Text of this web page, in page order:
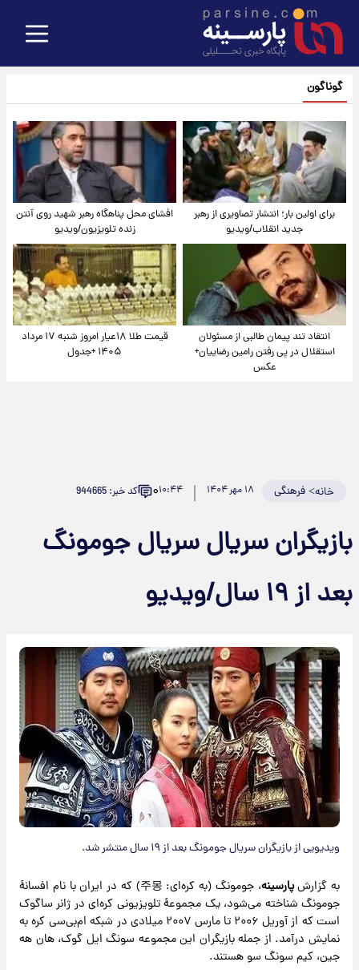
گوناگون
برای اولین بار؛ انتشار تصاویری از رهبر
جدید انقلاب/ویدیو
افشای محل پناهگاه‌ رهبر شهید روی آنتن
زنده تلویزیون/ویدیو
انتقاد تند پیمان طالبی از مسئولان
استقلال در پی رفتن رامین رضاییان+
عکس
قیمت طلا ۱۸عیار امروز شنبه ۱۷ مرداد
۱۴۰۵ +جدول
خانه>فرهنگی ۱۸ مهر ۱۴۰۴ ۱۰:۴۴۰ کد خبر: 944665
بازیگران سریال سریال جومونگ
بعد از ۱۹ سال/ویدیو
ویدیویی از بازیگران سریال جومونگ بعد از ۱۹ سال منتشر شد.
به گزارشپارسینه
، جومونگ (به کره‌ای: 주몽) که در ایران با نام افسانهٔ
جومونگ شناخته می‌شود، یک مجموعهٔ تلویزیونی کره‌ای در ژانر ساگوک
است که از آوریل ۲۰۰۶ تا مارس ۲۰۰۷ میلادی در شبکه ام‌بی‌سی کره به
نمایش درآمد. از جمله بازیگران این مجموعه سونگ ایل گوک، هان هه
جین، کیم سونگ سو هستند.